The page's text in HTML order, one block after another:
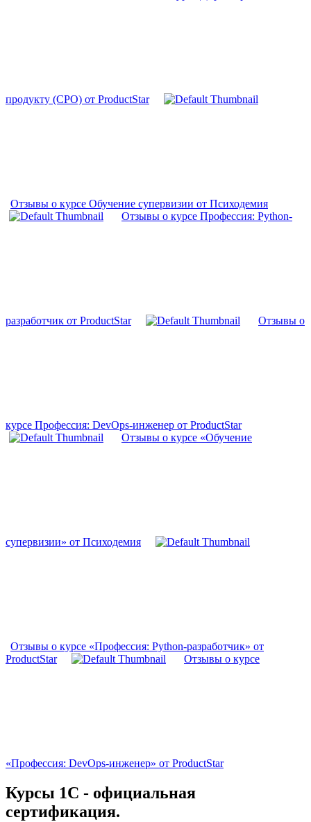
продукту (CPO) от ProductStar
Отзывы о курсе Обучение супервизии от Психодемия
Отзывы о курсе Профессия: Python-
разработчик от ProductStar Отзывы о
курсе Профессия: DevOps-инженер от ProductStar
Отзывы о курсе «Обучение
супервизии» от Психодемия
Отзывы о курсе «Профессия: Python-разработчик» от
ProductStar
Отзывы о курсе
«Профессия: DevOps-инженер» от ProductStar
Курсы 1С - официальная
сертификация.